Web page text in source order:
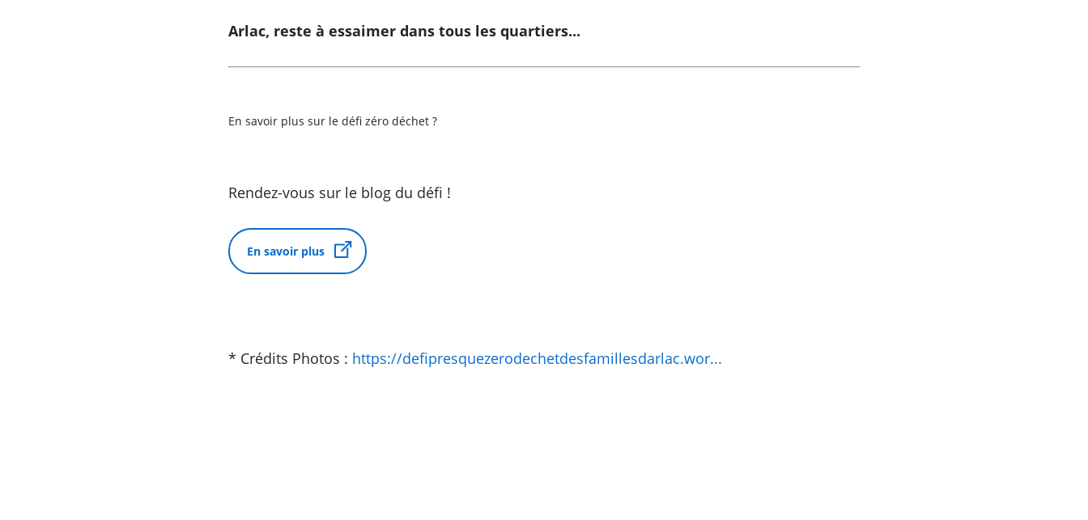
Arlac, reste à essaimer dans tous les quartiers...
En savoir plus sur le défi zéro déchet ?
Rendez-vous sur le blog du défi !
En savoir plus
* Crédits Photos : https://defipresquezerodechetdesfamillesdarlac.wor...